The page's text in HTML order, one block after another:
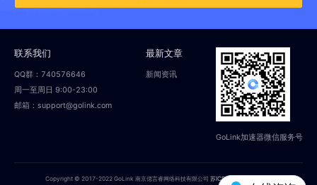
联系我们
QQ群：740576646
周一至周日 9:00-23:00
邮箱：support@golink.com
最新文章
新闻资讯
GoLink加速器微信服务号
Copyright © 2017-2022 GoLink 南京偲言睿网络科技有限公司苏ICP备18014251号-2